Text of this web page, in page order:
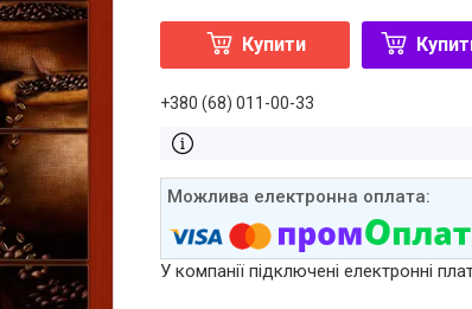
Купити
+380 (68) 011-00-33
У компанії підключені електронні